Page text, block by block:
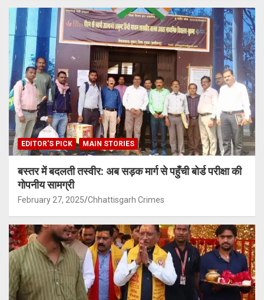
EDITOR'S PICK MAIN STORIES
बस्तर में बदलती तस्वीर: अब सड़क मार्ग से पहुँची बोर्ड परीक्षा की
गोपनीय सामग्री
February 27, 2025 Chhattisgarh Crimes